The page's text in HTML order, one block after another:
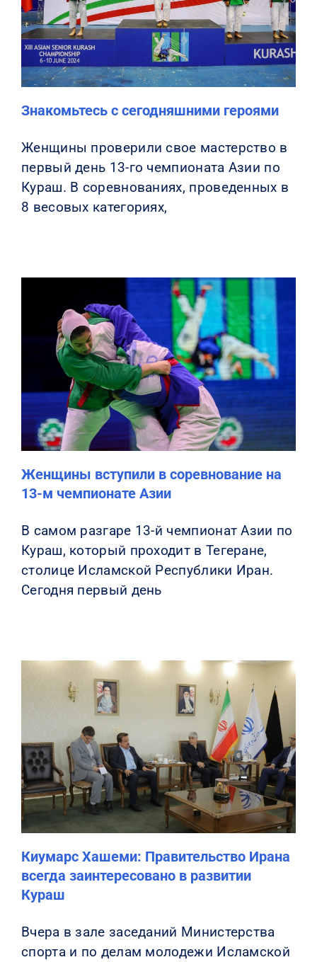
КОНТАКТЫ
Знакомьтесь с сегодняшними героями
Женщины проверили свое мастерство в
первый день 13-го чемпионата Азии по
Кураш. В соревнованиях, проведенных в
8 весовых категориях,
Женщины вступили в соревнование на
13-м чемпионате Азии
В самом разгаре 13-й чемпионат Азии по
Кураш, который проходит в Тегеране,
столице Исламской Республики Иран.
Сегодня первый день
Киумарс Хашеми: Правительство Ирана
всегда заинтересовано в развитии
Кураш
Вчера в зале заседаний Министерства
спорта и по делам молодежи Исламской